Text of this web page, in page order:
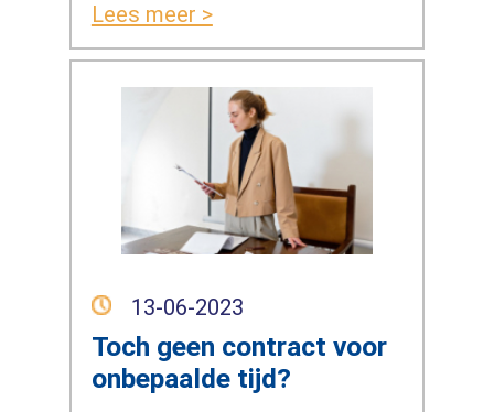
Lees meer >
13-06-2023
Toch geen contract voor
onbepaalde tijd?